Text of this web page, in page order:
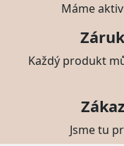
Máme
Každý produkt
Jsme tu